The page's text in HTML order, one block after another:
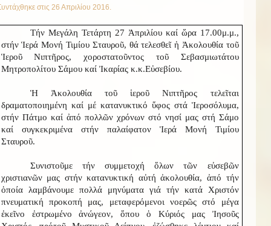
στις 26 Απριλίου 2016.
Τήν Μεγάλη Τετάρτη 27 Ἀπριλίου καί ὥρα 17.00μ.μ.,
στήν Ἱερά Μονή Τιμίου Σταυροῦ, θά τελεσθεῖ ἡ Ἀκολουθία τοῦ
Ἱεροῦ Νιπτῆρος, χοροστατοῦντος τοῦ Σεβασμιωτάτου
Μητροπολίτου Σάμου καί Ἰκαρίας κ.κ.Εὐσεβίου.
Ἡ Ἀκολουθία τοῦ ἱεροῦ Νιπτῆρος τελεῖται
δραματοποιημένη καί μέ κατανυκτικό ὕφος στά Ἱεροσόλυμα,
στήν Πάτμο καί ἀπό πολλῶν χρόνων στό νησί μας στή Σάμο
καί συγκεκριμένα στήν παλαίφατον Ἱερά Μονή Τιμίου
Σταυροῦ.
Συνιστοῦμε τήν συμμετοχή ὅλων τῶν εὐσεβῶν
χριστιανῶν μας στήν κατανυκτική αὐτή ἀκολουθία, ἀπό τήν
ὁποία λαμβάνουμε πολλά μηνύματα γιά τήν κατά Χριστόν
πνευματική προκοπή μας, μεταφερόμενοι νοερῶς στό μέγα
ἐκεῖνο ἐστρωμένο ἀνώγεον, ὅπου ὁ Κύριός μας Ἰησοῦς